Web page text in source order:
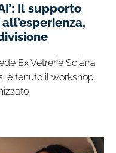
Il supporto
Ex Vetrerie Sciarra
è tenuto il workshop